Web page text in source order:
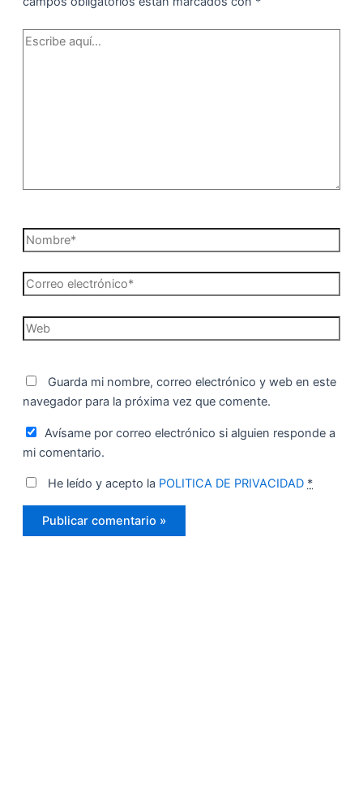
Escribe
Nombre*
Correo
electrónico*
Web
Guarda mi nombre, correo electrónico y web en este
navegador para la próxima vez que comente.
Avísame por correo electrónico si alguien responde a
mi comentario.
He leído y acepto la POLITICA DE PRIVACIDAD *